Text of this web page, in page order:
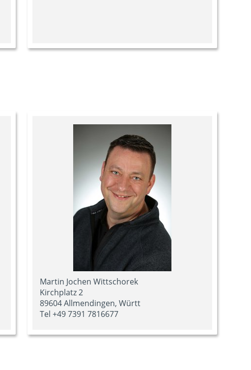
Martin Jochen Wittschorek
Kirchplatz 2
89604 Allmendingen, Württ
Tel +49 7391 7816677